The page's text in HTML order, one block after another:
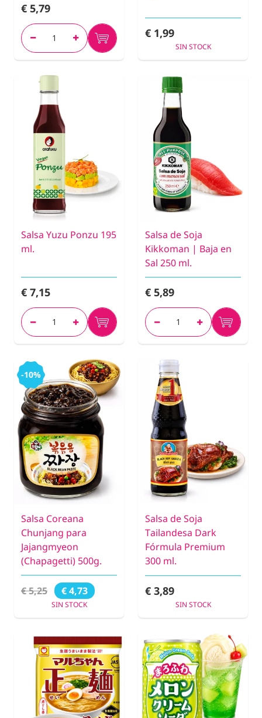
€ 5,79
€ 1,99
SIN STOCK
Salsa Yuzu Ponzu 195
ml.
€ 7,15
Salsa de Soja
Kikkoman | Baja en
Sal 250 ml.
€ 5,89
-10%
Salsa Coreana
Chunjang para
Jajangmyeon
(Chapagetti) 500g.
€ 5,25 € 4,73
SIN STOCK
Salsa de Soja
Tailandesa Dark
Fórmula Premium
300 ml.
€ 3,89
SIN STOCK